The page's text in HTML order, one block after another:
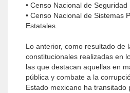
• Censo Nacional de
• Censo Nacional de Sistemas
Estatales.
Lo anterior, como resultado de
constitucionales realizadas en
las que destacan aquellas en
pública y combate a la
Estado mexicano ha transitado